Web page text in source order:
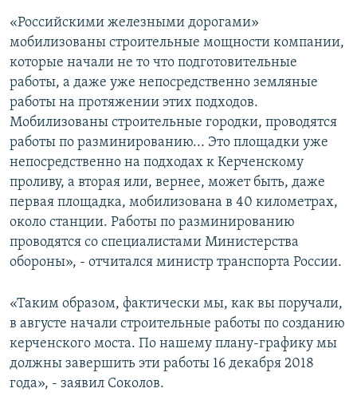
УКРАИНСКАЯ ПРОБЛЕМА КРЫМА
Все сайты RFE/RL
«Российскими железными дорогами»
мобилизованы строительные мощности компании,
которые начали не то что подготовительные
работы, а даже уже непосредственно земляные
работы на протяжении этих подходов.
Мобилизованы строительные городки, проводятся
работы по разминированию... Это площадки уже
непосредственно на подходах к Керченскому
проливу, а вторая или, вернее, может быть, даже
первая площадка, мобилизована в 40 километрах,
около станции. Работы по разминированию
проводятся со специалистами Министерства
обороны», - отчитался министр транспорта России.
«Таким образом, фактически мы, как вы поручали,
в августе начали строительные работы по созданию
керченского моста. По нашему плану-графику мы
должны завершить эти работы 16 декабря 2018
года», - заявил Соколов.